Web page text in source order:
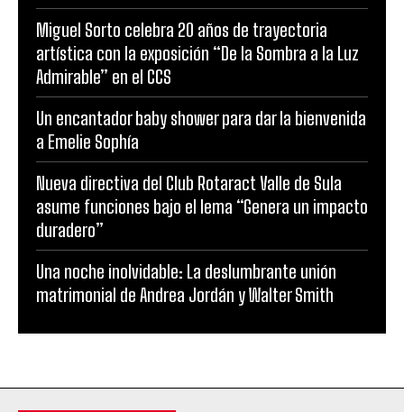
Miguel Sorto celebra 20 años de trayectoria
artística con la exposición “De la Sombra a la Luz
Admirable” en el CCS
Un encantador baby shower para dar la bienvenida
a Emelie Sophía
Nueva directiva del Club Rotaract Valle de Sula
asume funciones bajo el lema “Genera un impacto
duradero”
Una noche inolvidable: La deslumbrante unión
matrimonial de Andrea Jordán y Walter Smith